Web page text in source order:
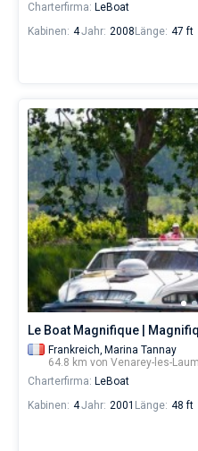
Charterfirma: LeBoat
Kabinen: 4Jahr: 2008 Länge: 47 ft
Le Boat Magnifique |
Frankreich, Marina Tannay
64.8 km von Venarey-les-
Charterfirma: LeBoat
Kabinen: 4Jahr: 2001 Länge: 48 ft